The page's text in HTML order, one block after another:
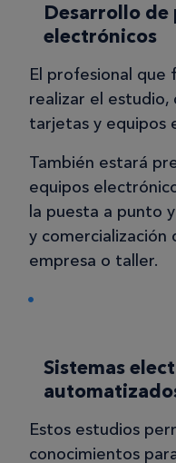
Desarrollo
electrónicos
El profesional que
realizar el estudio,
tarjetas y equipos
También estará
equipos
la puesta a punto
y comercialización
empresa o taller.
Sistemas
Estos estudios
conocimientos